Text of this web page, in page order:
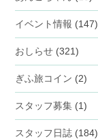
イベント情報 (147)
おしらせ (321)
ぎふ旅コイン (2)
スタッフ募集 (1)
スタッフ日誌 (184)